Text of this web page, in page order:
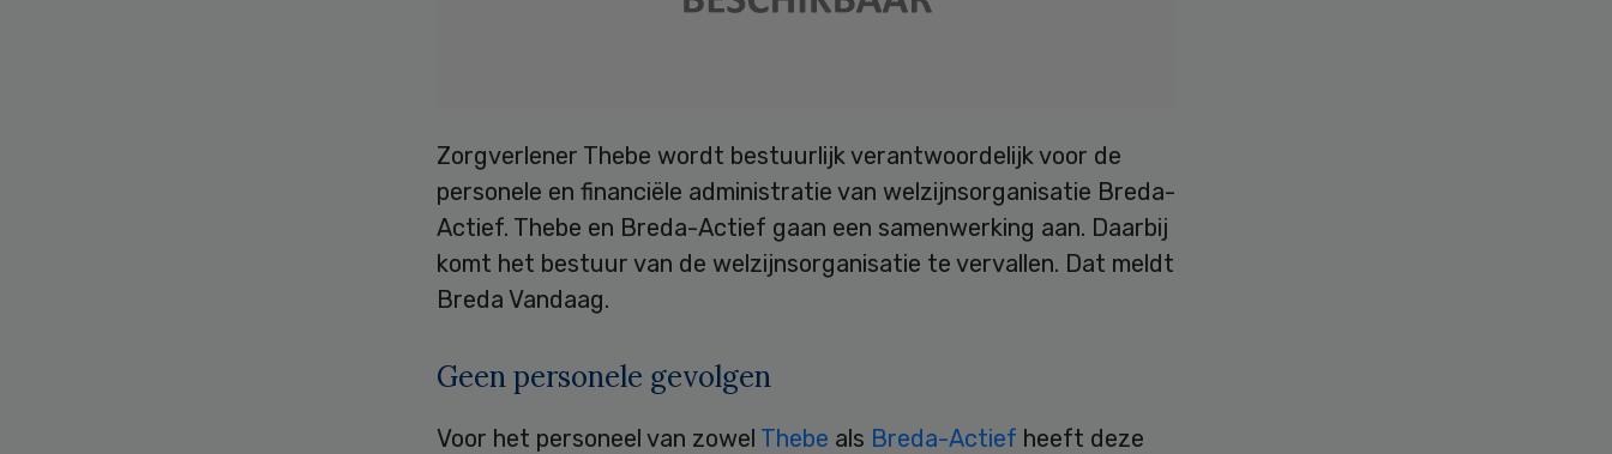
Zorgverlener Thebe wordt bestuurlijk verantwoordelijk voor de
personele en financiële administratie van welzijnsorganisatie Breda-
Actief. Thebe en Breda-Actief gaan een samenwerking aan. Daarbij
komt het bestuur van de welzijnsorganisatie te vervallen. Dat meldt
Breda Vandaag.
Geen personele gevolgen
Voor het personeel van zowel Thebe als Breda-Actief heeft deze